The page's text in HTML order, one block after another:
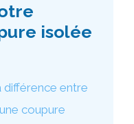
isolée
différence entre
coupure